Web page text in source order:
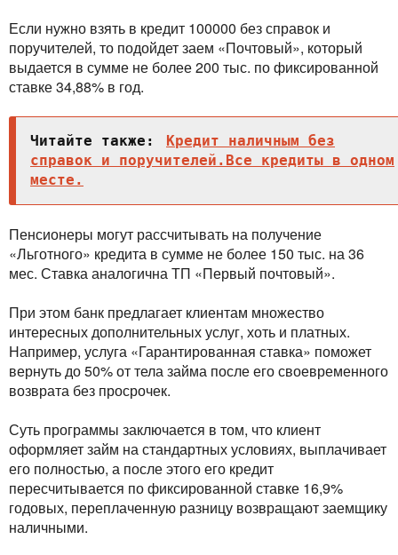
Если нужно взять в кредит 100000 без справок и
поручителей, то подойдет заем «Почтовый», который
выдается в сумме не более 200 тыс. по фиксированной
ставке 34,88% в год.
Читайте также:
Кредит наличным без
справок и поручителей.Все кредиты в одном
месте.
Пенсионеры могут рассчитывать на получение
«Льготного» кредита в сумме не более 150 тыс. на 36
мес. Ставка аналогична ТП «Первый почтовый».
При этом банк предлагает клиентам множество
интересных дополнительных услуг, хоть и платных.
Например, услуга «Гарантированная ставка» поможет
вернуть до 50% от тела займа после его своевременного
возврата без просрочек.
Суть программы заключается в том, что клиент
оформляет займ на стандартных условиях, выплачивает
его полностью, а после этого его кредит
пересчитывается по фиксированной ставке 16,9%
годовых, переплаченную разницу возвращают заемщику
наличными.